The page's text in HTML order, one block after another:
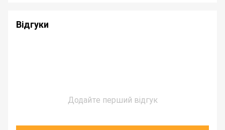
Відгуки
Додайте перший відгук